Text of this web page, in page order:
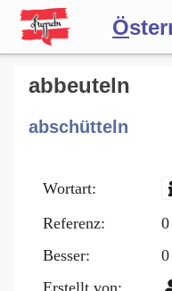
Ö
Wörterbuch
Forum
Blog
abbeuteln
abschütteln
Wortart:
Referenz:
0
Besser:
0
Erstellt von: